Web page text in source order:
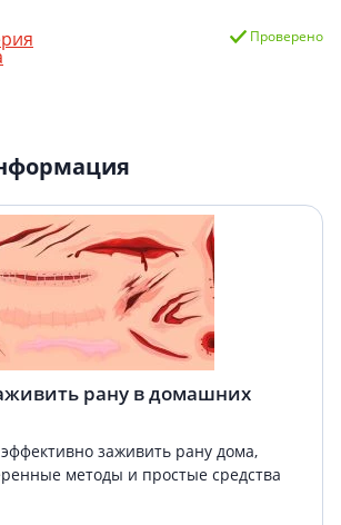
Проверено
рану в домашних
заживить рану дома,
методы и простые средства